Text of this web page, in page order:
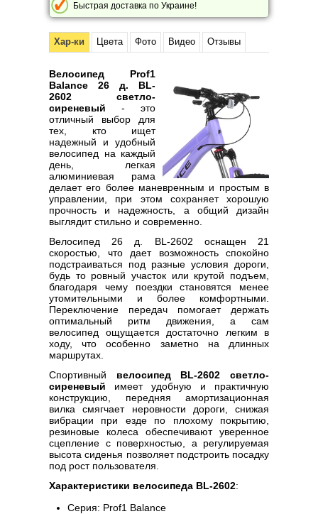
Быстрая доставка по Украине!
Хар-ки Цвета Фото Видео Отзывы
Велосипед Prof1
Balance 26 д. BL-
2602 светло-
сиреневый - это
отличный выбор для
тех, кто ищет
надежный и удобный
велосипед на каждый
день, легкая
алюминиевая рама
делает его более маневренным и простым в
управлении, при этом сохраняет хорошую
прочность и надежность, а общий дизайн
выглядит стильно и современно.
Велосипед 26 д. BL-2602 оснащен 21
скоростью, что дает возможность спокойно
подстраиваться под разные условия дороги,
будь то ровный участок или крутой подъем,
благодаря чему поездки становятся менее
утомительными и более комфортными.
Переключение передач помогает держать
оптимальный ритм движения, а сам
велосипед ощущается достаточно легким в
ходу, что особенно заметно на длинных
маршрутах.
Спортивный велосипед BL-2602 светло-
сиреневый имеет удобную и практичную
конструкцию, передняя амортизационная
вилка смягчает неровности дороги, снижая
вибрации при езде по плохому покрытию,
резиновые колеса обеспечивают уверенное
сцепление с поверхностью, а регулируемая
высота сиденья позволяет подстроить посадку
под рост пользователя.
Характеристики велосипеда BL-2602:
Серия: Prof1 Balance